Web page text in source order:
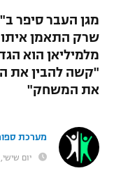
לוח שידורים
ברחבה
"מעל הליגה" –
הפועל חיפה
הפועל באר שבע
בני יהודה
ליגה טורקית
ליגה סינית
ליגה ברזילאית
ג'ודו
אגרוף
ספורט אולימפי
היאבקות WWE
מגן העבר סיפר
שרק התאמן איתו
מלמיליאן הוא
"קשה להבין את
את המשחק"
מערכת
יום שישי, 10:33, 25.04.25